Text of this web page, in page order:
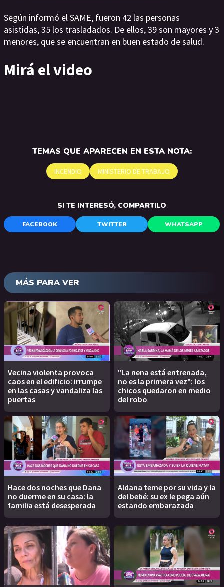
Según informó el SAME, fueron 42 las personas
asistidas, 35 los trasladados. De ellos, 39 son mayores y 3
menores, que se encuentran en buen estado de salud.
Mirá el video
TEMAS QUE APARECEN EN ESTA NOTA:
INCENDIO MINISTERIO DE TRABAJO
SI TE INTERESÓ, COMPARTILO
FACEBOOK TWITTER WHATSAPP
MÁS PARA VER
Vecina violenta provoca
caos en el edificio: irrumpe
en las casas y vandaliza las
puertas
"La nena está entrenada,
no es la primera vez": los
chicos quedaron en medio
del robo
Hace dos noches que Dana
no duerme en su casa: la
familia está desesperada
Aldana teme por su vida y la
del bebé: su ex le pega aún
estando embarazada